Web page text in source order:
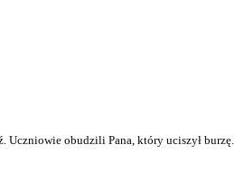
Uczniowie obudzili Pana, który uciszył burzę.